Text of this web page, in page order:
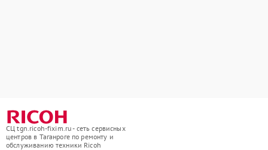
СЦ tgn.ricoh-fixim.ru - сеть сервисных
центров в Таганроге по ремонту и
обслуживанию техники Ricoh